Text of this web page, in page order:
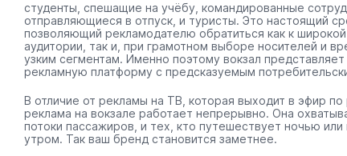
студенты, спешащие на учёбу, командированные
отправляющиеся в отпуск, и туристы. Это настоящий
позволяющий рекламодателю обратиться как к
аудитории, так и, при грамотном выборе носителей и
узким сегментам. Именно поэтому вокзал
рекламную платформу с предсказуемым
В отличие от рекламы на ТВ, которая выходит в эфир по
реклама на вокзале работает непрерывно. Она
потоки пассажиров, и тех, кто путешествует ночью
утром. Так ваш бренд становится заметнее.